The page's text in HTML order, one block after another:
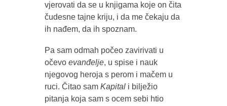
vjerovati da se u knjigama koje on čita
čudesne tajne kriju, i da me čekaju da
ih nađem, da ih spoznam.
Pa sam odmah počeo zavirivati u
očevo evanđelje, u spise i nauk
njegovog heroja s perom i mačem u
ruci. Čitao sam Kapitali bilježio
pitanja koja sam s ocem sebi htio